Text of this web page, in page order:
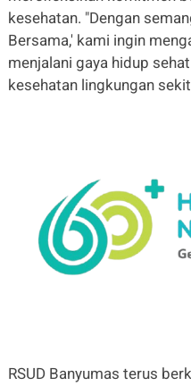
kesehatan. "Dengan
Bersama,' kami ingin
menjalani gaya hidup
kesehatan lingkungan
RSUD Banyumas terus